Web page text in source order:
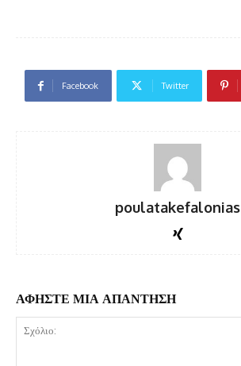
Facebook Twitter
poulatakefalonias
ΑΦΗΣΤΕ ΜΙΑ ΑΠΑΝΤΗΣΗ